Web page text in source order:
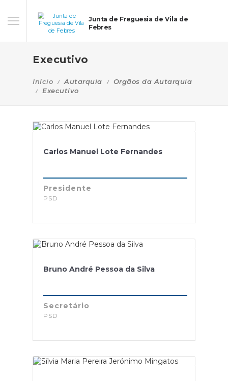
Junta de Freguesia de Vila de
Febres
Executivo
Início Autarquia
Orgãos da Autarquia
Executivo
Carlos Manuel Lote Fernandes
Presidente
PSD
Bruno André Pessoa da Silva
Secretário
PSD